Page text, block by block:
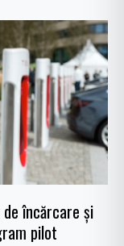
încărcare și
pilot